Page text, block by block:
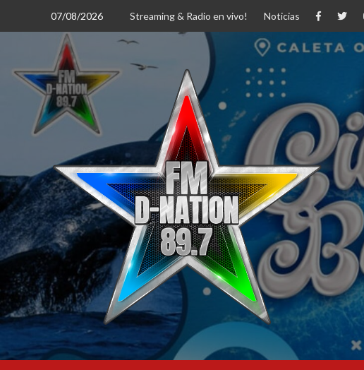
07/08/2026 Streaming & Radio en vivo! Noticias